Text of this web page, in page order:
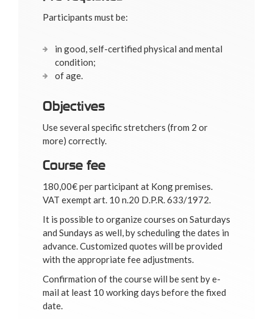
Participants must be:
in good, self-certified physical and mental
condition;
of age.
Objectives
Use several specific stretchers (from 2 or
more) correctly.
Course fee
180,00€ per participant at Kong premises.
VAT exempt art. 10 n.20 D.P.R. 633/1972.
It is possible to organize courses on Saturdays
and Sundays as well, by scheduling the dates in
advance. Customized quotes will be provided
with the appropriate fee adjustments.
Confirmation of the course will be sent by e-
mail at least 10 working days before the fixed
date.